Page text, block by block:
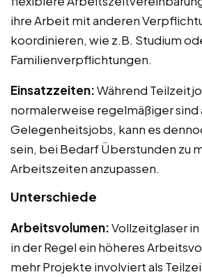
ihre Arbeit mit anderen
koordinieren, wie z.B. Studium
Familienverpflichtungen.
Einsatzzeiten:Während
normalerweise regelmäßiger sind
Gelegenheitsjobs, kann es
sein, bei Bedarf Überstunden zu
Arbeitszeiten anzupassen.
Unterschiede
Arbeitsvolumen:Vollzeitglaser
in der Regel ein höheres
mehr Projekte involviert als